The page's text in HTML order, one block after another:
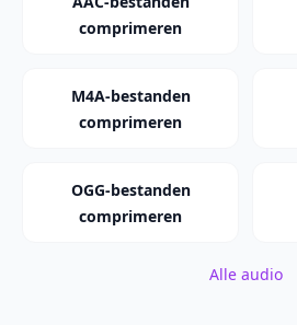
comprimeren
M4A-bestanden
comprimeren
OGG-bestanden
comprimeren
Alle audio